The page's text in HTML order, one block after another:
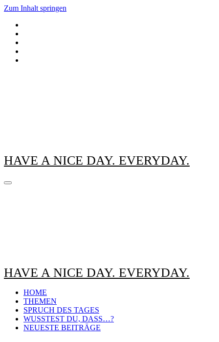
Zum Inhalt springen
HAVE A NICE DAY. EVERYDAY.
HAVE A NICE DAY. EVERYDAY.
HOME
THEMEN
SPRUCH DES TAGES
WUSSTEST DU, DASS…?
NEUESTE BEITRÄGE